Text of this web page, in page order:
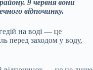
9 червня вони
відпочинку.
на воді — це
перед заходом у воду,